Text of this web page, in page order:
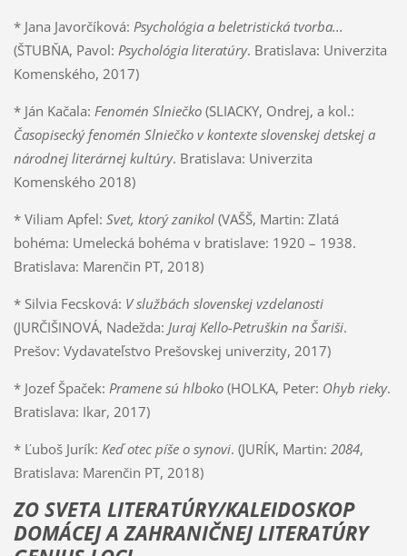
* Jana Javorčíková: Psychológia a beletristická tvorba...
(ŠTUBŇA, Pavol: Psychológia literatúry. Bratislava: Univerzita
Komenského, 2017)
* Ján Kačala: Fenomén Slniečko(SLIACKY, Ondrej, a kol.:
Časopisecký fenomén Slniečko v kontexte slovenskej detskej a
národnej literárnej kultúry. Bratislava: Univerzita
Komenského 2018)
* Viliam Apfel: Svet, ktorý zanikol (VAŠŠ, Martin: Zlatá
bohéma: Umelecká bohéma v bratislave: 1920 – 1938.
Bratislava: Marenčin PT, 2018)
* Silvia Fecsková: V službách slovenskej vzdelanosti
(JURČIŠINOVÁ, Nadežda: Juraj Kello-Petruškin na Šariši.
Prešov: Vydavateľstvo Prešovskej univerzity, 2017)
* Jozef Špaček: Pramene sú hlboko(HOLKA, Peter: Ohyb rieky.
Bratislava: Ikar, 2017)
* Ľuboš Jurík: Keď otec píše o synovi. (JURÍK, Martin: 2084,
Bratislava: Marenčin PT, 2018)
ZO SVETA LITERATÚRY/KALEIDOSKOP
DOMÁCEJ A ZAHRANIČNEJ LITERATÚRY